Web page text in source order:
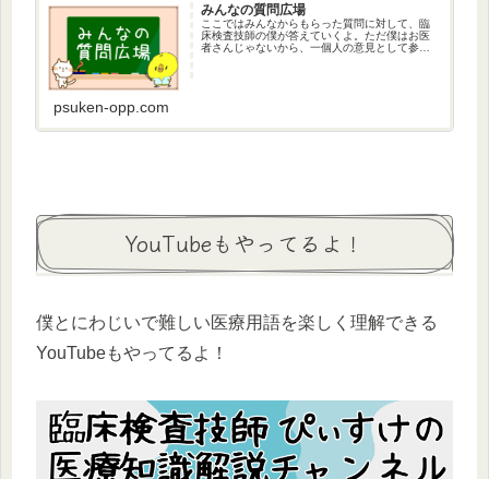
みんなの質問広場
ここではみんなからもらった質問に対して、臨
床検査技師の僕が答えていくよ。ただ僕はお医
者さんじゃないから、一個人の意見として参考
psuken-opp.com
YouTubeもやってるよ！
僕とにわじいで難しい医療用語を楽しく理解できる
YouTubeもやってるよ！